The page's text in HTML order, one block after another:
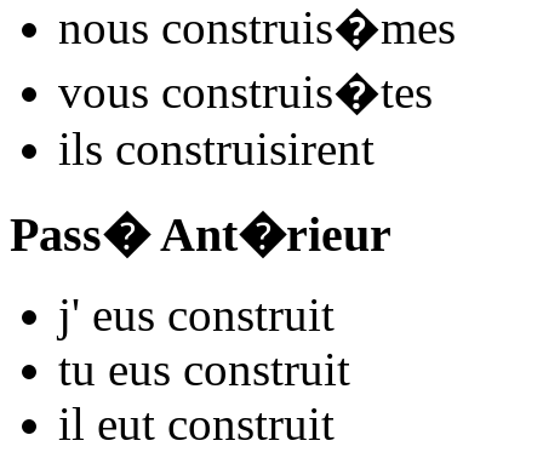
nous construis�mes
vous construis�tes
ils construisirent
Pass� Ant�rieur
j' eus construit
tu eus construit
il eut construit